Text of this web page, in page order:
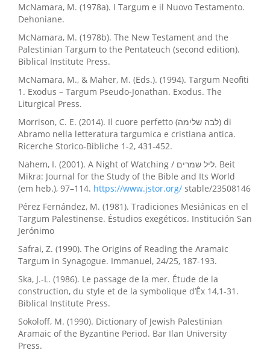
McNamara, M. (1978a). I Targum e il Nuovo Testamento.
Dehoniane.
McNamara, M. (1978b). The New Testament and the
Palestinian Targum to the Pentateuch (second edition).
Biblical Institute Press.
McNamara, M., & Maher, M. (Eds.). (1994). Targum Neofiti
1. Exodus – Targum Pseudo-Jonathan. Exodus. The
Liturgical Press.
Morrison, C. E. (2014). Il cuore perfetto (לבה שלימה) di
Abramo nella letteratura targumica e cristiana antica.
Ricerche Storico-Bibliche 1-2, 431-452.
Nahem, I. (2001). A Night of Watching / ליל שמרים. Beit
Mikra: Journal for the Study of the Bible and Its World
(em heb.), 97–114. https://www.jstor.org/ stable/23508146
Pérez Fernández, M. (1981). Tradiciones Mesiánicas en el
Targum Palestinense. Éstudios exegéticos. Institución San
Jerónimo
Safrai, Z. (1990). The Origins of Reading the Aramaic
Targum in Synagogue. Immanuel, 24/25, 187-193.
Ska, J.-L. (1986). Le passage de la mer. Étude de la
construction, du style et de la symbolique d’Êx 14,1-31.
Biblical Institute Press.
Sokoloff, M. (1990). Dictionary of Jewish Palestinian
Aramaic of the Byzantine Period. Bar Ilan University
Press.